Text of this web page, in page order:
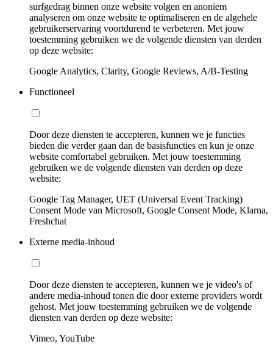
surfgedrag binnen onze website volgen en anoniem
analyseren om onze website te optimaliseren en de algehele
gebruikerservaring voortdurend te verbeteren. Met jouw
toestemming gebruiken we de volgende diensten van derden
op deze website:
Google Analytics, Clarity, Google Reviews, A/B-Testing
Functioneel
Door deze diensten te accepteren, kunnen we je functies
bieden die verder gaan dan de basisfuncties en kun je onze
website comfortabel gebruiken. Met jouw toestemming
gebruiken we de volgende diensten van derden op deze
website:
Google Tag Manager, UET (Universal Event Tracking)
Consent Mode van Microsoft, Google Consent Mode, Klarna,
Freshchat
Externe media-inhoud
Door deze diensten te accepteren, kunnen we je video's of
andere media-inhoud tonen die door externe providers wordt
gehost. Met jouw toestemming gebruiken we de volgende
diensten van derden op deze website:
Vimeo, YouTube